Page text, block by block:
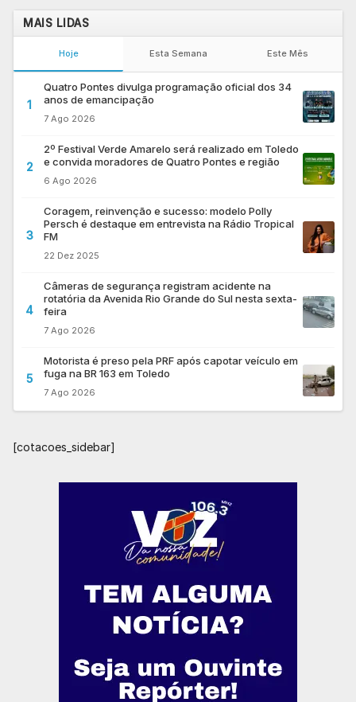
MAIS LIDAS
Hoje Esta Semana Este Mês
1
Quatro Pontes divulga programação oficial dos 34
anos de emancipação
7 Ago 2026
2
2º Festival Verde Amarelo será realizado em Toledo
e convida moradores de Quatro Pontes e região
6 Ago 2026
3
Coragem, reinvenção e sucesso: modelo Polly
Persch é destaque em entrevista na Rádio Tropical
FM
22 Dez 2025
4
Câmeras de segurança registram acidente na
rotatória da Avenida Rio Grande do Sul nesta sexta-
feira
7 Ago 2026
5
Motorista é preso pela PRF após capotar veículo em
fuga na BR 163 em Toledo
7 Ago 2026
[cotacoes_sidebar]